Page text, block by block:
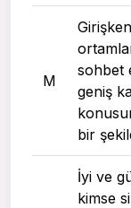
M
sohbet
geniş
bir
İyi ve
kimse